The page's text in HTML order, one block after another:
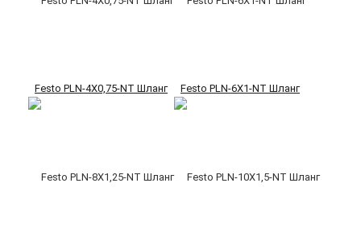
Festo PLN-4X0,75-NT Шланг Festo PLN-6X1-NT Шланг